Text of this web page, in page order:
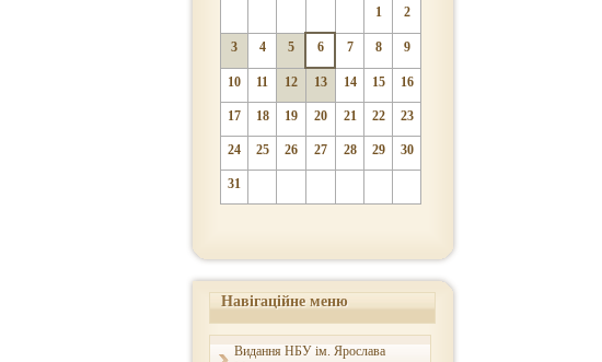
1 2
3 4 5 6 7 8 9
10 11 12 13 14 15 16
17 18 19 20 21 22 23
24 25 26 27 28 29 30
31
Навігаційне меню
Видання НБУ ім. Ярослава